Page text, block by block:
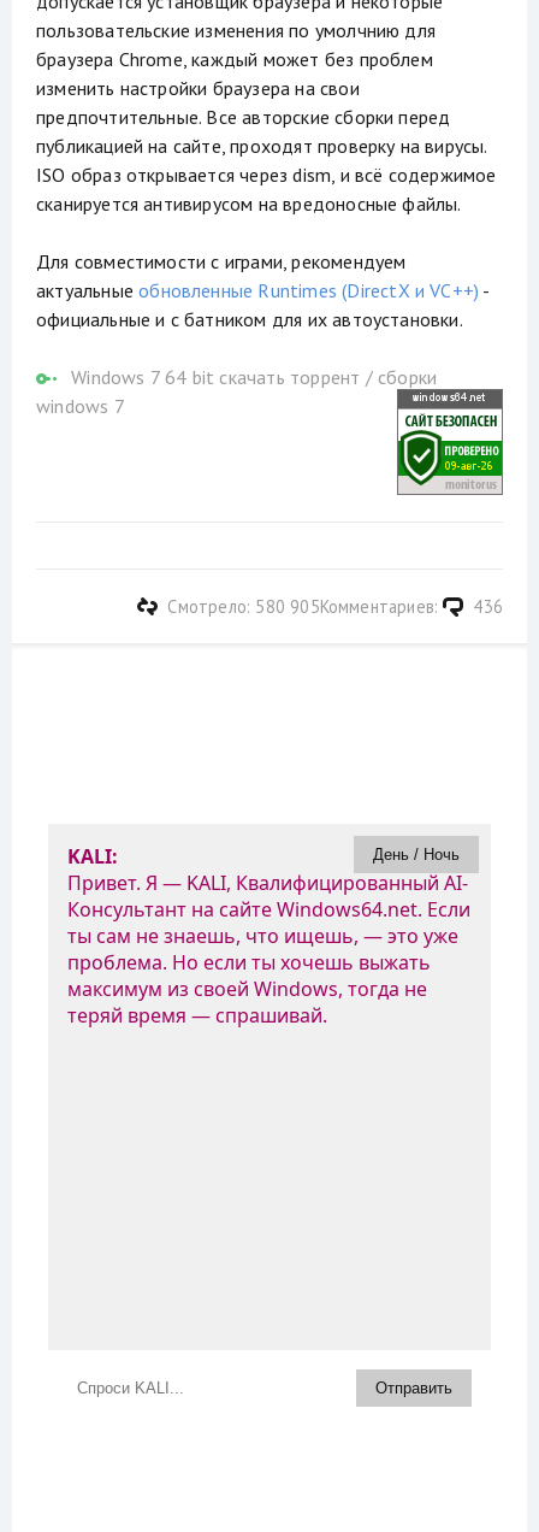
пользовательские изменения по умолчнию для
браузера Chrome, каждый может без проблем
изменить настройки браузера на свои
предпочтительные. Все авторские сборки перед
публикацией на сайте, проходят проверку на вирусы.
ISO образ открывается через dism, и всё содержимое
сканируется антивирусом на вредоносные файлы.
Для совместимости с играми, рекомендуем
актуальныеобновленные Runtimes (DirectX и VC++) -
официальные и с батником для их автоустановки.
Windows 7 64 bit скачать торрент / сборки
windows 7
Комментариев: 436
Смотрело: 580 905